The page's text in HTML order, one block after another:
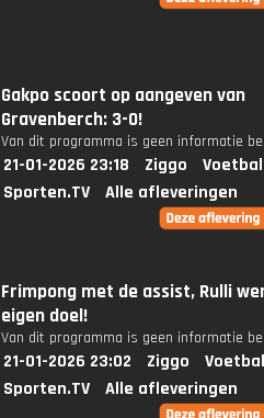
Gakpo scoort op aangeven van
Gravenberch: 3-0!
Van dit programma is geen informatie
21-01-2026 23:18 Ziggo
Sporten.TV
Alle afleveringen
Frimpong met de assist, Rulli
eigen doel!
Van dit programma is geen informatie
21-01-2026 23:02 Ziggo
Sporten.TV
Alle afleveringen